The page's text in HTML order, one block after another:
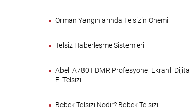
Orman Yangınlarında Telsizin Önemi
Telsiz Haberleşme Sistemleri
Abell A780T DMR Profesyonel Ekranlı Dijital
El Telsizi
Bebek Telsizi Nedir? Bebek Telsizi